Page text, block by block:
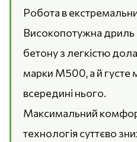
Робота в
Високопотужна дриль
бетону з легкістю
марки М500, а й густе
всередині нього.
Максимальний
технологія суттєво